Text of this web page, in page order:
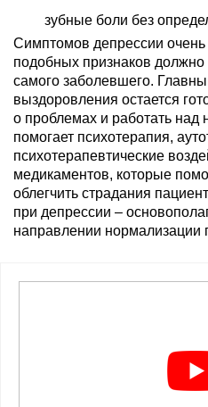
зубные боли без
Симптомов депрессии
подобных признаков должно
самого заболевшего.
выздоровления остается
о проблемах и работать над
помогает психотерапия,
психотерапевтические
медикаментов, которые
облегчить страдания
при депрессии –
направлении нормализации